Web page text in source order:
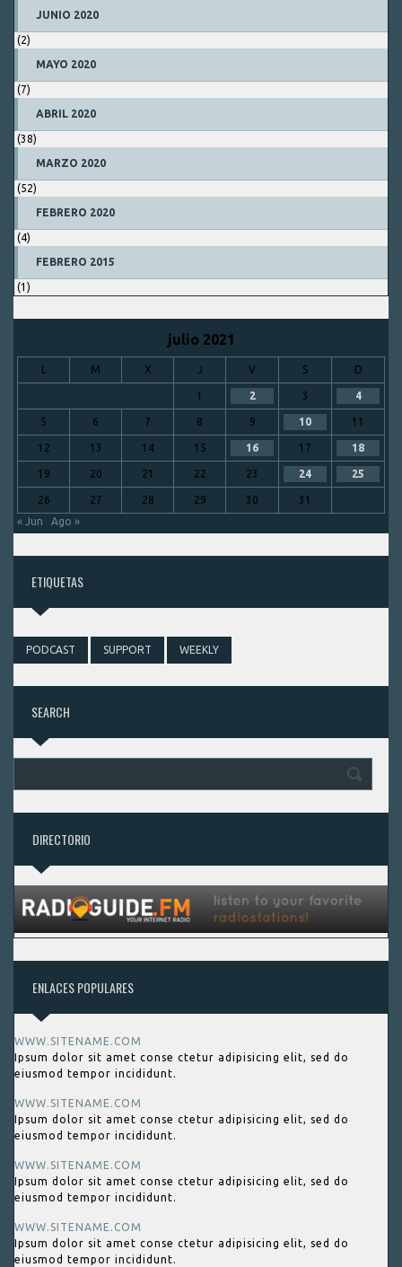
JUNIO 2020
(2)
MAYO 2020
(7)
ABRIL 2020
(38)
MARZO 2020
(52)
FEBRERO 2020
(4)
FEBRERO 2015
(1)
julio 2021
L M X J V S D
1 2 3 4
5 6 7 8 9 10 11
12 13 14 15 16 17 18
19 20 21 22 23 24 25
26 27 28 29 30
31
« Jun
Ago »
ETIQUETAS
PODCAST SUPPORT WEEKLY
SEARCH
DIRECTORIO
ENLACES POPULARES
WWW.SITENAME.COM
Ipsum dolor sit amet conse ctetur adipisicing elit, sed do
eiusmod tempor incididunt.
WWW.SITENAME.COM
Ipsum dolor sit amet conse ctetur adipisicing elit, sed do
eiusmod tempor incididunt.
WWW.SITENAME.COM
Ipsum dolor sit amet conse ctetur adipisicing elit, sed do
eiusmod tempor incididunt.
WWW.SITENAME.COM
Ipsum dolor sit amet conse ctetur adipisicing elit, sed do
eiusmod tempor incididunt.